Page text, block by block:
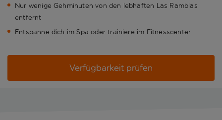
Nur wenige Gehminuten von den lebhaften Las Ramblas
entfernt
Entspanne dich im Spa oder trainiere im Fitnesscenter
Verfügbarkeit prüfen